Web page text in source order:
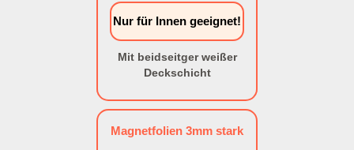
Nur für Innen geeignet!
Mit beidseitger weißer
Deckschicht
Magnetfolien 3mm stark